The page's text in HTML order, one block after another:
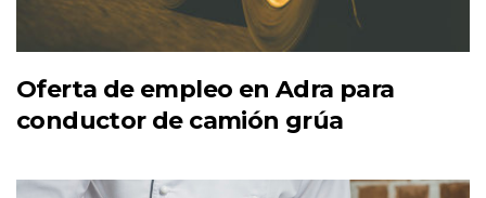
Oferta de empleo en Adra para
conductor de camión grúa